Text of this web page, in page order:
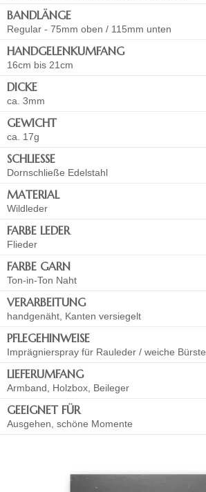
BANDLÄNGE
Regular - 75mm oben / 115mm unten
HANDGELENKUMFANG
16cm bis 21cm
DICKE
ca. 3mm
GEWICHT
ca. 17g
SCHLIESSE
Dornschließe Edelstahl
MATERIAL
Wildleder
FARBE LEDER
Flieder
FARBE GARN
Ton-in-Ton Naht
VERARBEITUNG
handgenäht, Kanten versiegelt
PFLEGEHINWEISE
Imprägnierspray für Rauleder / weiche Bürste
LIEFERUMFANG
Armband, Holzbox, Beileger
GEEIGNET FÜR
Ausgehen, schöne Momente